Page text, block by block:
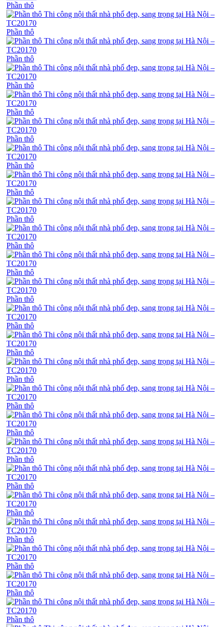
Phần thô
Phần thô
Phần thô
Phần thô
Phần thô
Phần thô
Phần thô
Phần thô
Phần thô
Phần thô
Phần thô
Phần thô
Phần thô
Phần thô
Phần thô
Phần thô
Phần thô
Phần thô
Phần thô
Phần thô
Phần thô
Phần thô
Phần thô
Phần thô